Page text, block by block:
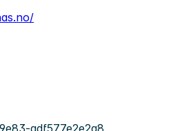
adf577e2e2a8